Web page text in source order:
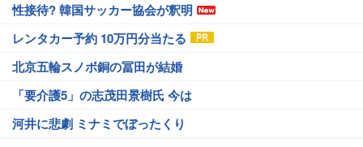
性接待? 韓国サッカー協会が釈明
レンタカー予約 10万円分当たる
北京五輪スノボ銅の冨田が結婚
「要介護5」の志茂田景樹氏 今は
河井に悲劇 ミナミでぼったくり